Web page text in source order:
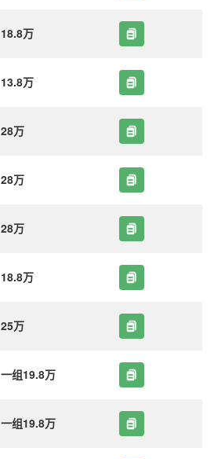
18.8万
13.8万
28万
28万
28万
18.8万
25万
一组19.8万
一组19.8万